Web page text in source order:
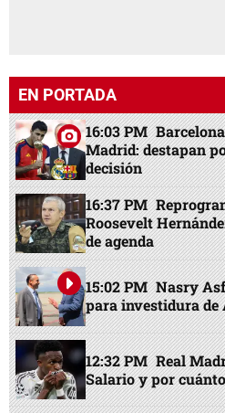
EN PORTADA
16:03 PM
Madrid: destapan
decisión
16:37 PM
Roosevelt
de agenda
15:02 PM Nasry
para investidura de
12:32 PM Real
Salario y por